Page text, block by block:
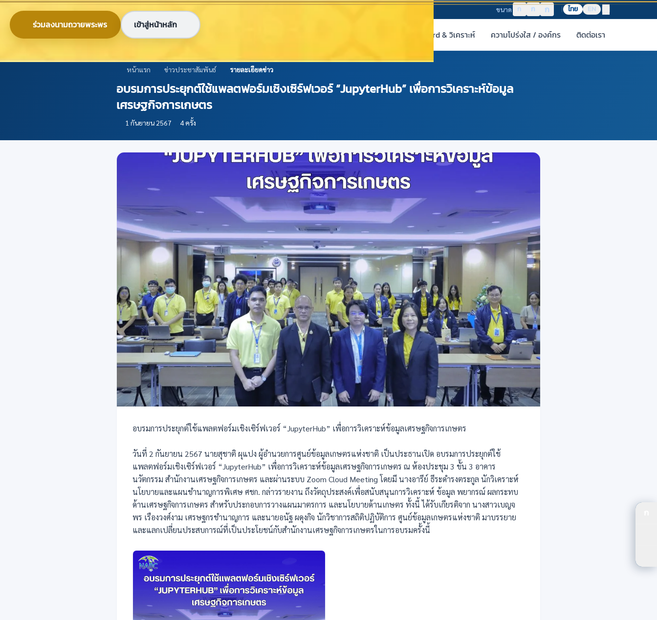
ร่วมลงนามถวายพระพร เข้าสู่หน้าหลัก
0-2579-8161 nabc@nabc.go.th ขนาด ก ก ก ไทย EN
ศูนย์ข้อมูลเกษตรแห่งชาติ
National Agricultural Big Data Center Dashboard & วิเคราะห์ ความโปร่งใส / องค์กร ติดต่อเรา
หน้าแรก ข่าวประชาสัมพันธ์ รายละเอียดข่าว
อบรมการประยุกต์ใช้แพลตฟอร์มเชิงเซิร์ฟเวอร์ “JupyterHub” เพื่อการวิเคราะห์ข้อมูล
เศรษฐกิจการเกษตร
1 กันยายน 2567 4 ครั้ง
อบรมการประยุกต์ใช้แพลตฟอร์มเชิงเซิร์ฟเวอร์ “JupyterHub” เพื่อการวิเคราะห์ข้อมูลเศรษฐกิจการเกษตร
วันที่ 2 กันยายน 2567 นายสุชาติ ผุแปง ผู้อำนวยการศูนย์ข้อมูลเกษตรแห่งชาติ เป็นประธานเปิด อบรมการประยุกต์ใช้
แพลตฟอร์มเชิงเซิร์ฟเวอร์ “JupyterHub” เพื่อการวิเคราะห์ข้อมูลเศรษฐกิจการเกษตร ณ ห้องประชุม 3 ขั้น 3 อาคาร
นวัตกรรม สำนักงานเศรษฐกิจการเกษตร และผ่านระบบ Zoom Cloud Meeting โดยมี นางอารีย์ ธีระดำรงตระกูล นักวิเคราะห์
นโยบายและแผนชำนาญการพิเศษ ศชก. กล่าวรายงาน ถึงวัตถุประสงค์เพื่อสนับสนุนการวิเคราะห์ ข้อมูล พยากรณ์ ผลกระทบ
ด้านเศรษฐกิจการเกษตร สำหรับประกอบการวางแผนมาตรการ และนโยบายด้านเกษตร ทั้งนี้ ได้รับเกียรติจาก นางสาวเบญจ
พร เรืองวงศ์งาม เศรษฐกรชำนาญการ และนายอนัฐ ผดุงกิจ นักวิชาการสถิติปฏิบัติการ ศูนย์ข้อมูลเกษตรแห่งชาติ มาบรรยาย
และแลกเปลี่ยนประสบการณ์ที่เป็นประโยชน์กับสำนักงานเศรษฐกิจการเกษตรในการอบรมครั้งนี้